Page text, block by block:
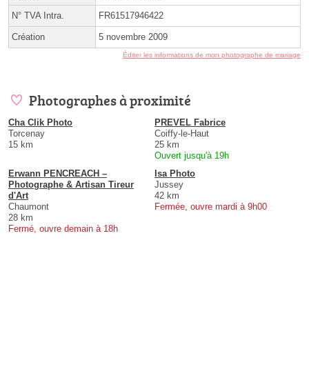
N° TVA Intra. FR61517946422
Création 5 novembre 2009
Éditer les informations de mon photographe de mariage
Photographes à proximité
Cha Clik Photo
Torcenay
15 km
PREVEL Fabrice
Coiffy-le-Haut
25 km
Ouvert jusqu'à 19h
Erwann PENCREACH –
Photographe & Artisan Tireur
d'Art
Chaumont
28 km
Fermé, ouvre demain à 18h
Isa Photo
Jussey
42 km
Fermée, ouvre mardi à 9h00